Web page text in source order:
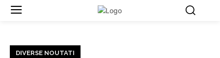
DIVERSE NOUTATI